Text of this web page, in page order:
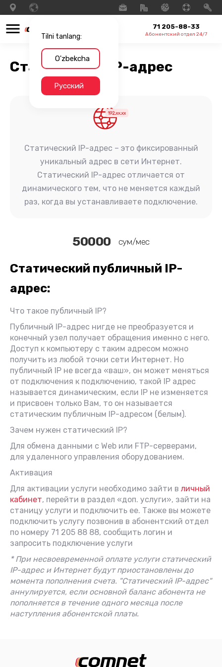
Tilni tanlang:
O'zbekcha
Русский
71 205-88-33
Абонентский отдел 24/7
Статический IP-адрес
Статический IP-адрес – это фиксированный
уникальный адрес в сети Интернет.
Статический IP-адрес отличается от
динамического тем, что не меняется каждый
раз, когда вы устанавливаете подключение.
50000 сум/мес
Статический публичный IP-
адрес:
Что такое публичный IP?
Публичный IP-адрес нигде не преобразуется и
конечный узел получает обращения именно с него.
Доступ к компьютеру с таким адресом можно
получить из любой точки сети Интернет. Но
публичный IP не всегда «ваш», он может меняться
от подключения к подключению, такой IP адрес
называется динамическим, если IP не изменяется
и присвоен только Вам, то он называется
статическим публичным IP-адресом (белым).
Зачем нужен статический IP?
Для обмена данными с Web или FTP-серверами,
для удаленного управления оборудованием.
Активация
Для активации услуги необходимо зайти в личный
кабинет, перейти в раздел «доп. услуги», зайти на
станицу услуги и подключить ее. Также вы можете
подключить услугу позвонив в абонентский отдел
по номеру 71 205 88 88, сообщить логин и
запросить подключение услуги
* При несвоевременной оплате услуги статический
IP-адрес и Интернет будут приостановлены до
момента пополнения счета. "Статический IP-адрес"
аннулируется, если основной баланс абонента не
пополняется в течение одного месяца после
наступления абонентской платы.